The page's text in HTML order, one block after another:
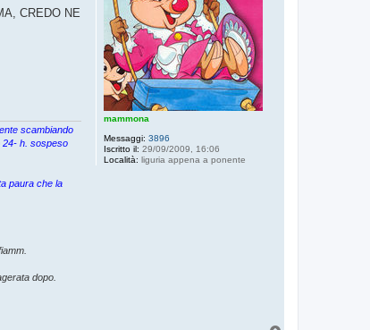
mammona
Messaggi: 3896
Iscritto il: 29/09/2009, 16:06
Località: liguria appena a ponente
CREDO NE
scambiando
24- h. sospeso
paura che la
dopo.